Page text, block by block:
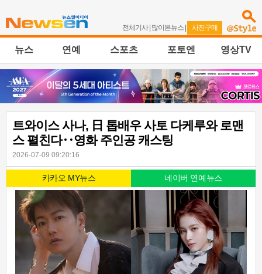
전체기사| 많이본뉴스 | 사진구매
뉴스 연예 스포츠 포토엔 영상TV
트와이스 사나, 日 톱배우 사토 다케루와 로맨
스 펼친다‥영화 주인공 캐스팅
2026-07-09 09:20:16
카카오 MY뉴스 네이버 연예뉴스